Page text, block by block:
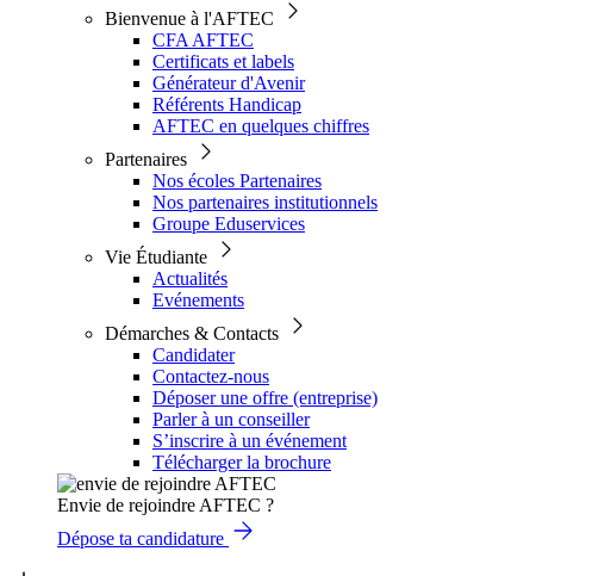
Bienvenue à l'AFTEC
CFA AFTEC
Certificats et labels
Générateur d'Avenir
Référents Handicap
AFTEC en quelques chiffres
Partenaires
Nos écoles Partenaires
Nos partenaires institutionnels
Groupe Eduservices
Vie Étudiante
Actualités
Evénements
Démarches & Contacts
Candidater
Contactez-nous
Déposer une offre (entreprise)
Parler à un conseiller
S’inscrire à un événement
Télécharger la brochure
Envie de rejoindre AFTEC ?
Dépose ta candidature